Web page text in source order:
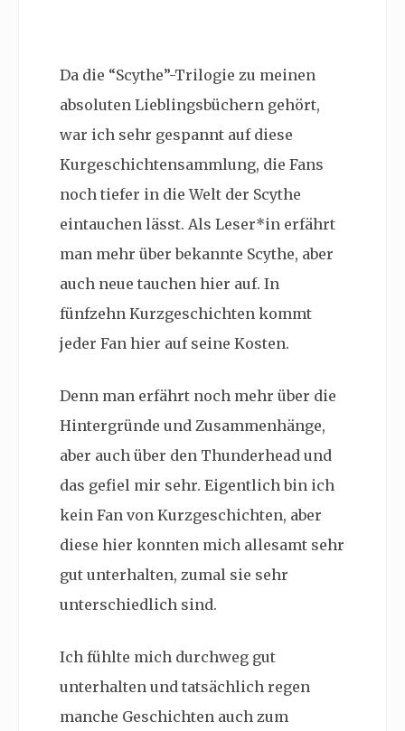
Da die “Scythe”-Trilogie zu meinen
absoluten Lieblingsbüchern gehört,
war ich sehr gespannt auf diese
Kurgeschichtensammlung, die Fans
noch tiefer in die Welt der Scythe
eintauchen lässt. Als Leser*in erfährt
man mehr über bekannte Scythe, aber
auch neue tauchen hier auf. In
fünfzehn Kurzgeschichten kommt
jeder Fan hier auf seine Kosten.
Denn man erfährt noch mehr über die
Hintergründe und Zusammenhänge,
aber auch über den Thunderhead und
das gefiel mir sehr. Eigentlich bin ich
kein Fan von Kurzgeschichten, aber
diese hier konnten mich allesamt sehr
gut unterhalten, zumal sie sehr
unterschiedlich sind.
Ich fühlte mich durchweg gut
unterhalten und tatsächlich regen
manche Geschichten auch zum